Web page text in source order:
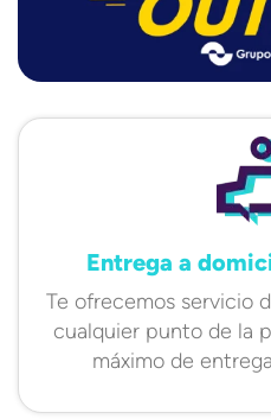
Entrega a
Te ofrecemos servicio
cualquier punto de la
máximo de